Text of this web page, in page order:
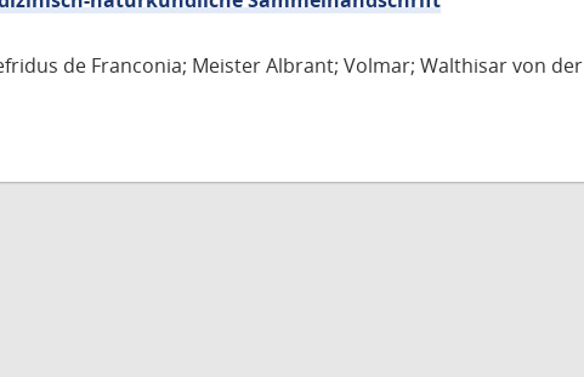
de Franconia; Meister Albrant; Volmar; Walthisar von der